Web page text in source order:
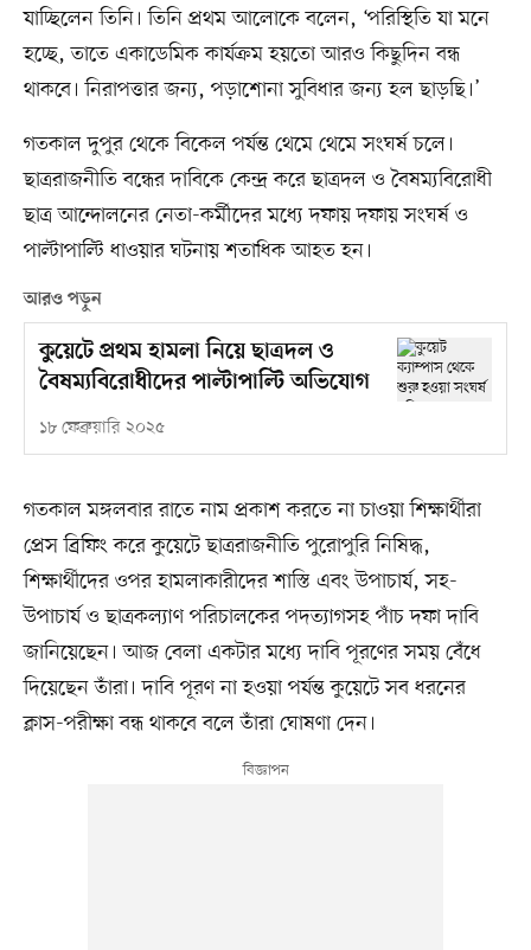
যাচ্ছিলেন তিনি। তিনি প্রথম আলোকে বলেন, ‘পরিস্থিতি যা মনে
হচ্ছে, তাতে একাডেমিক কার্যক্রম হয়তো আরও কিছুদিন বন্ধ
থাকবে। নিরাপত্তার জন্য, পড়াশোনা সুবিধার জন্য হল ছাড়ছি।’
গতকাল দুপুর থেকে বিকেল পর্যন্ত থেমে থেমে সংঘর্ষ চলে।
ছাত্ররাজনীতি বন্ধের দাবিকে কেন্দ্র করে ছাত্রদল ও বৈষম্যবিরোধী
ছাত্র আন্দোলনের নেতা-কর্মীদের মধ্যে দফায় দফায় সংঘর্ষ ও
পাল্টাপাল্টি ধাওয়ার ঘটনায় শতাধিক আহত হন।
আরও পড়ুন
কুয়েটে প্রথম হামলা নিয়ে ছাত্রদল ও
বৈষম্যবিরোধীদের পাল্টাপাল্টি অভিযোগ
১৮ ফেব্রুয়ারি ২০২৫
গতকাল মঙ্গলবার রাতে নাম প্রকাশ করতে না চাওয়া শিক্ষার্থীরা
প্রেস ব্রিফিং করে কুয়েটে ছাত্ররাজনীতি পুরোপুরি নিষিদ্ধ,
শিক্ষার্থীদের ওপর হামলাকারীদের শাস্তি এবং উপাচার্য, সহ-
উপাচার্য ও ছাত্রকল্যাণ পরিচালকের পদত্যাগসহ পাঁচ দফা দাবি
জানিয়েছেন। আজ বেলা একটার মধ্যে দাবি পূরণের সময় বেঁধে
দিয়েছেন তাঁরা। দাবি পূরণ না হওয়া পর্যন্ত কুয়েটে সব ধরনের
ক্লাস-পরীক্ষা বন্ধ থাকবে বলে তাঁরা ঘোষণা দেন।